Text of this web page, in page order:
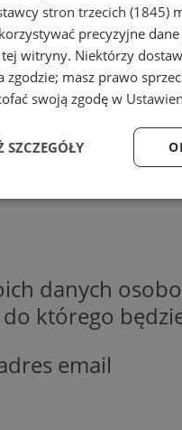
danych
którego
email
stron trzecich (1845)
precyzyjne
tej witryny. Niektórzy
zgodzie; masz prawo
swoją zgodę w
SZCZEGÓŁY
Wydajność
Wydajność
pliki cookie umożliwiają korzystanie
kontem. Bez niezbędnych plików